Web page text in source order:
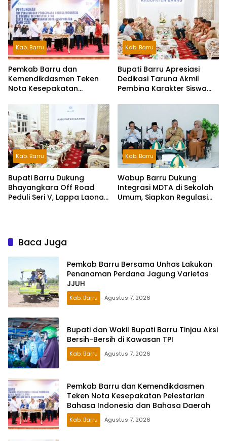
Kab. Barru
Pemkab Barru dan
Kemendikdasmen Teken
Nota Kesepakatan
Indonesia dan Bahasa
Daerah
Kab. Barru
Bupati Barru Apresiasi
Dedikasi Taruna Akmil
Pembina Karakter Siswa
Kab. Barru
Bupati Barru Dukung
Bhayangkara Off Road
Peduli Seri V, Lappa Laona
Kab. Barru
Wabup Barru Dukung
Integrasi MDTA di Sekolah
Umum, Siapkan Regulasi
Baca Juga
Pemkab Barru Bersama Unhas Lakukan
Penanaman Perdana Jagung Varietas
JJUH
Kab. Barru Agustus 7, 2026
Bupati dan Wakil Bupati Barru Tinjau Aksi
Bersih-Bersih di Kawasan TPI
Kab. Barru Agustus 7, 2026
Pemkab Barru dan Kemendikdasmen
Teken Nota Kesepakatan Pelestarian
Bahasa Indonesia dan Bahasa Daerah
Kab. Barru Agustus 7, 2026